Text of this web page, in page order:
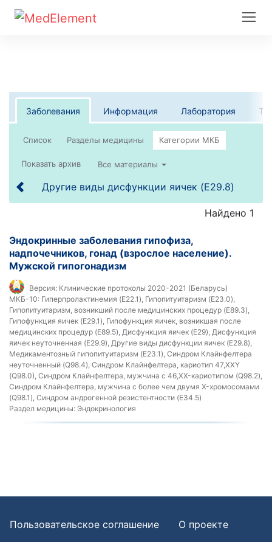
Заболевания Информация Лаборатория
Список
Все материалы
Другие виды дисфункции яичек (E29.8)
Найдено 1
Эндокринные заболевания гипофиза,
надпочечников, гонад (взрослое население).
Мужской гипогонадизм
Версия: Клинические протоколы 2020-2021 (Беларусь)
МКБ-10: Гиперпролактинемия (E22.1), Гипопитуитаризм (E23.0),
Гипопитуитаризм, возникший после медицинских процедур (E89.3),
Гипофункция яичек (E29.1), Гипофункция яичек, возникшая после
медицинских процедур (E89.5), Дисфункция яичек (E29), Дисфункция
яичек неуточненная (E29.9), Другие виды дисфункции яичек (E29.8),
Медикаментозный гипопитуитаризм (E23.1), Синдром Клайнфелтера
неуточненный (Q98.4), Синдром Клайнфелтера, кариотип 47,XXY
(Q98.0), Синдром Клайнфелтера, мужчина с 46,XX-кариотипом (Q98.2),
Синдром Клайнфелтера, мужчина с более чем двумя X-хромосомами
(Q98.1), Синдром андрогенной резистентности (E34.5)
Раздел медицины: Эндокринология
Пользовательское соглашение
О проекте